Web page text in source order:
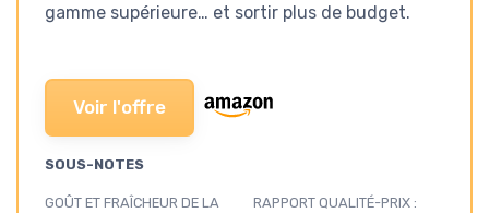
gamme supérieure… et sortir plus de budget.
Voir l'offre
SOUS-NOTES
GOÛT ET FRAÎCHEUR DE LA
RAPPORT QUALITÉ-PRIX :